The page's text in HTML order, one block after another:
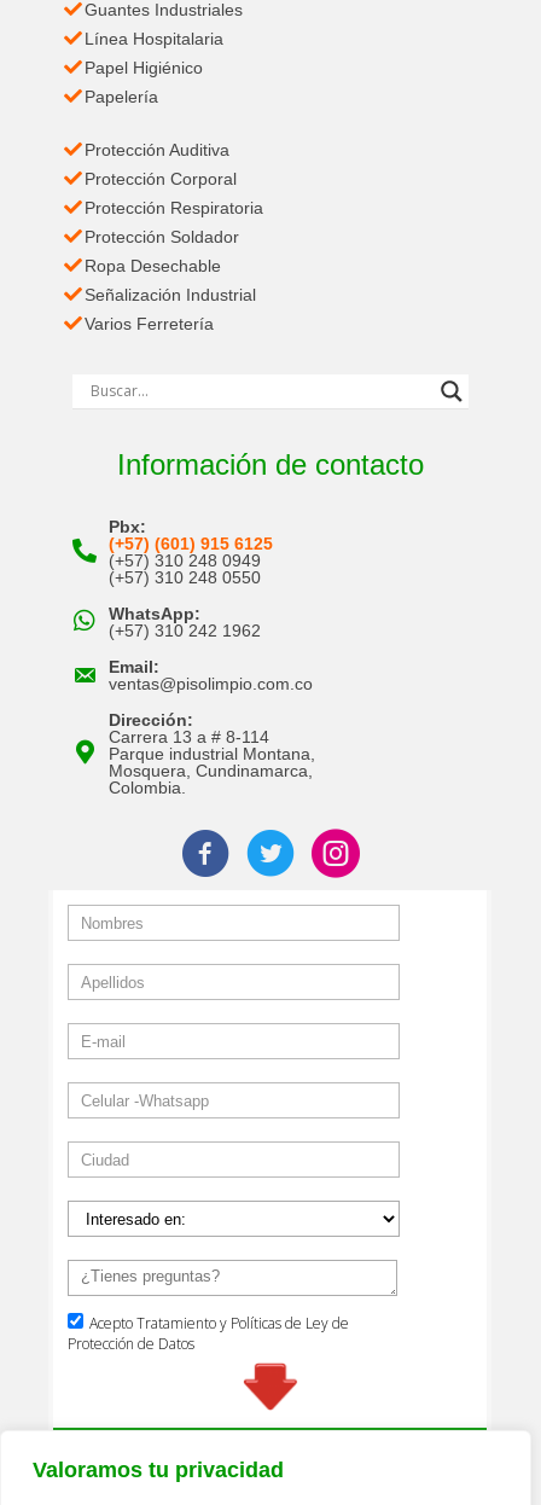
Valoramos tu privacidad
Guantes Industriales
Línea Hospitalaria
Papel Higiénico
Papelería
Protección Auditiva
Protección Corporal
Protección Respiratoria
Protección Soldador
Ropa Desechable
Señalización Industrial
Varios Ferretería
Información de contacto
Pbx:
(+57) (601) 915 6125
(+57) 310 248 0949
(+57) 310 248 0550
WhatsApp:
(+57) 310 242 1962
Email:
ventas@pisolimpio.com.co
Dirección:
Carrera 13 a # 8-114
Parque industrial Montana,
Mosquera, Cundinamarca,
Colombia.